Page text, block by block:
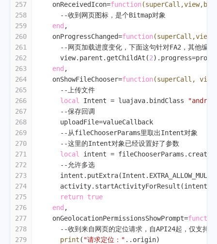
257
258
259
260
261
262
263
264
265
266
267
268
269
270
271
272
273
274
275
276
277
278
279
    onReceivedIcon=
function
--收到网页图标，是个Bitmap对象
end ,
    onProgressChanged=
function
--网页加载进度变化，下面这句针对FA2，其他编辑
      view.parent.getChildAt(
2
end ,
    onShowFileChooser=
function(superCall,
--上传文件
local
Intent = luajava.bindClass
--保存回调
      uploadFile=valueCallback
--从fileChooserParams里取出Intent对象
--这里的Intent对象已经设置好了参数
local
intent =
--允许多选
activity.startActivityForResult(intent,
return true
end ,
    onGeolocationPermissionsShowPrompt=
--收到来自网页的定位请求，自API24起，仅支
print ( "请求定位：" ..origin)